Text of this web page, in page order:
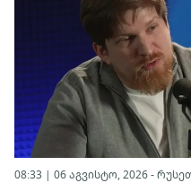
08:33 | 06 აგვისტო, 2026 -